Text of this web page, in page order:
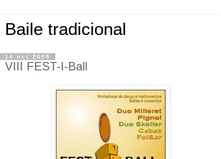
Baile tradicional
14 oct 2009
VIII FEST-I-Ball